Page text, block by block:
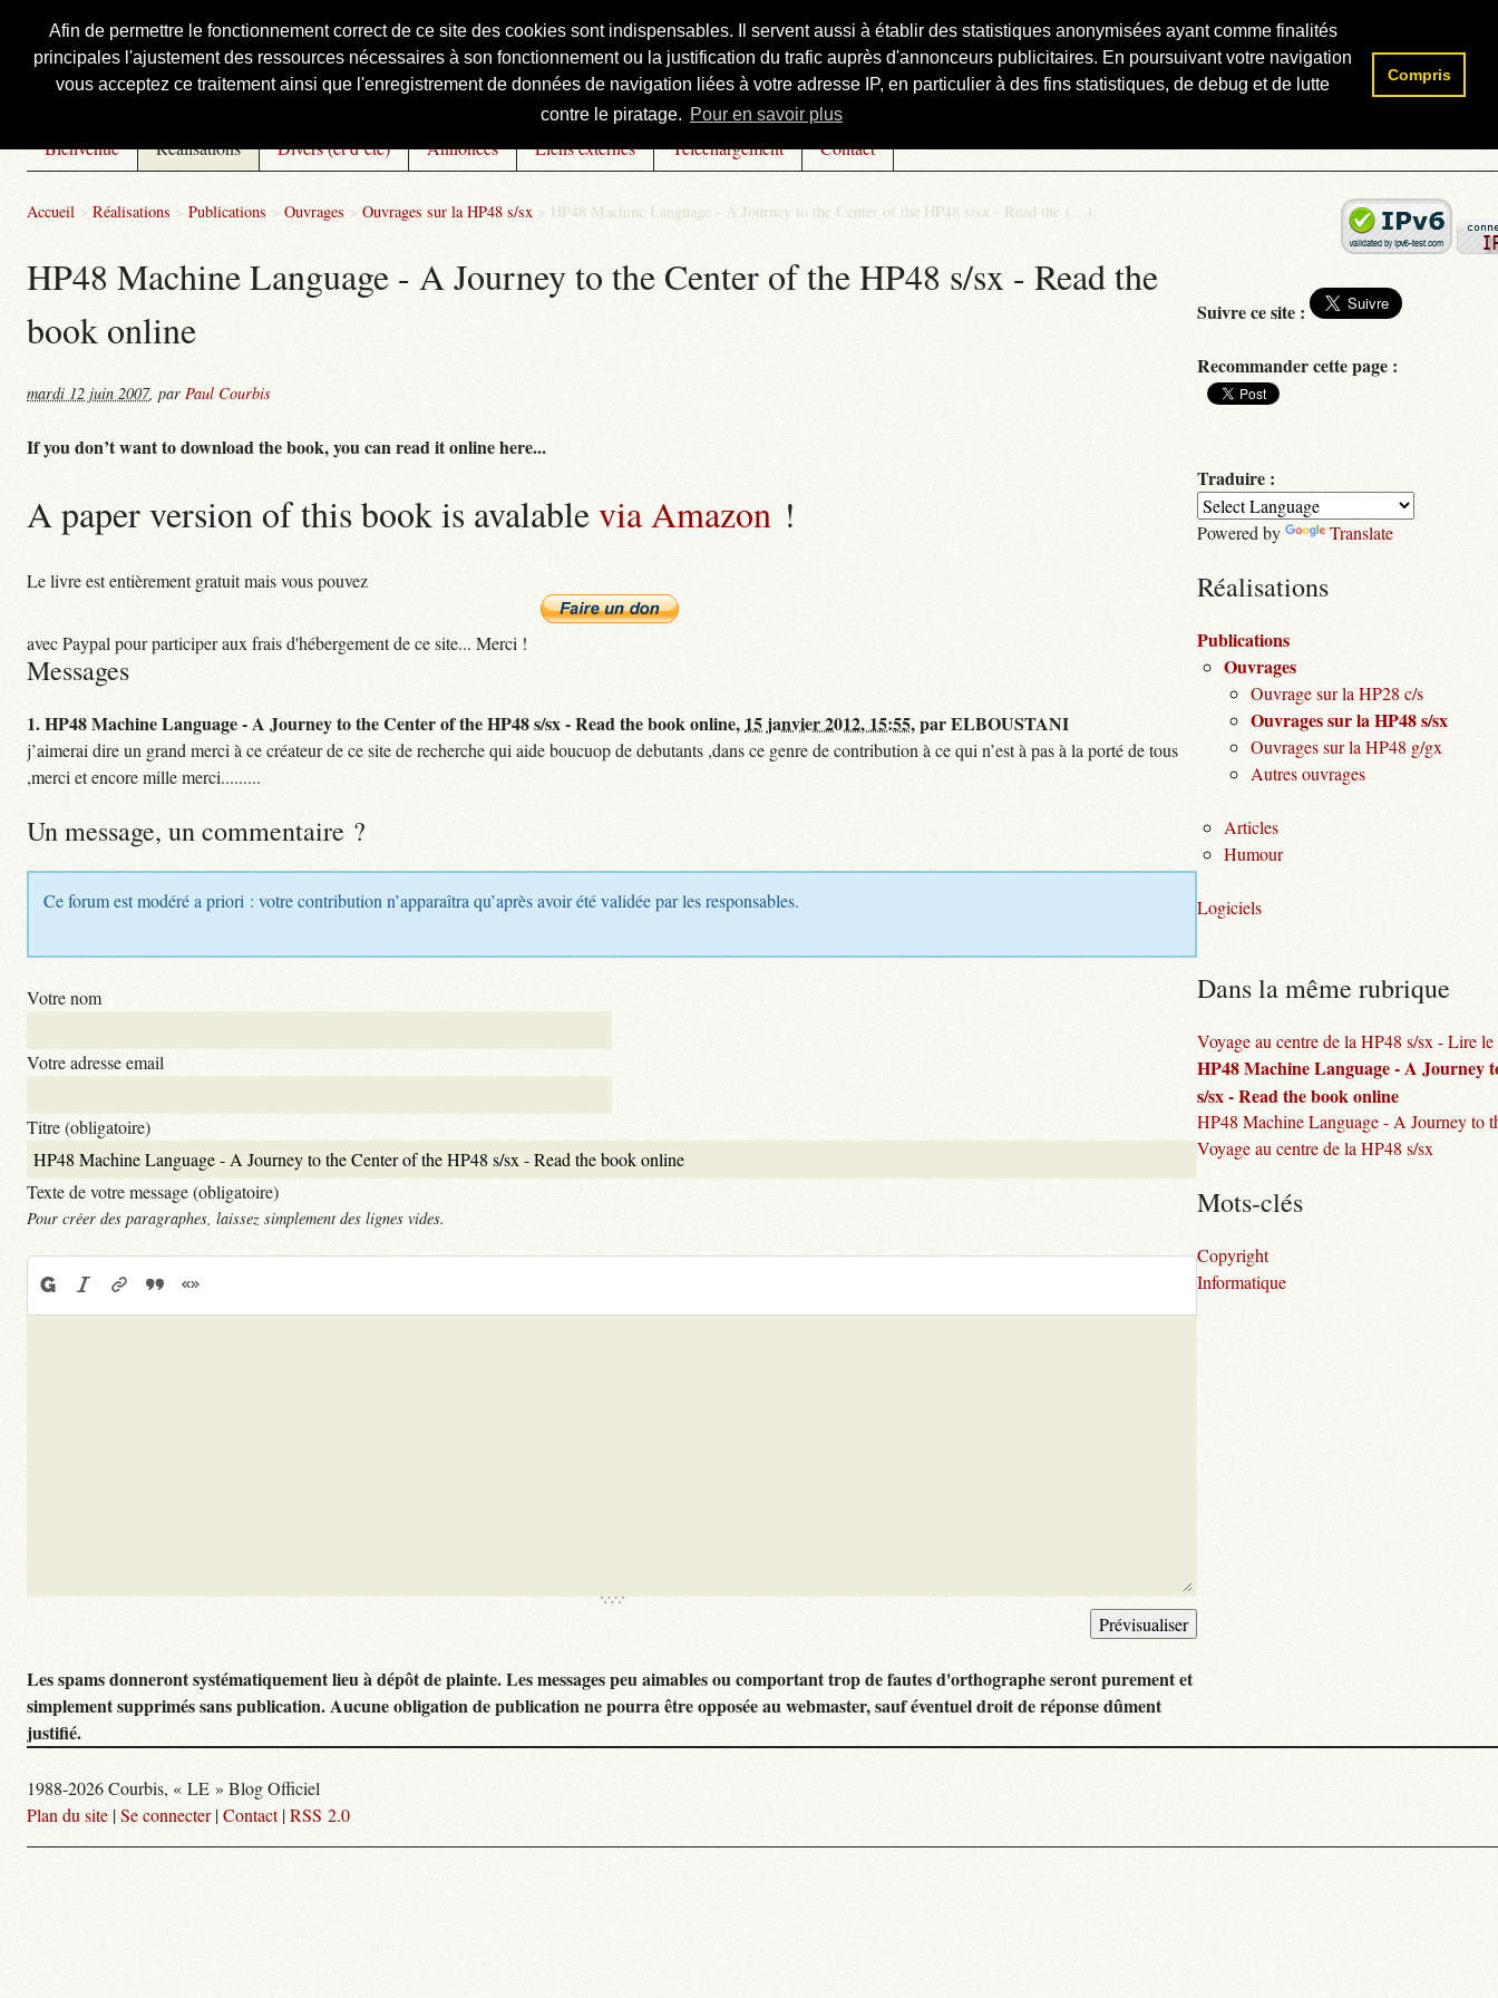
Afin de permettre le fonctionnement correct de ce site des cookies sont indispensables. Il servent aussi à établir des statistiques anonymisées ayant comme finalités
principales l'ajustement des ressources nécessaires à son fonctionnement ou la justification du trafic auprès d'annonceurs publicitaires. En poursuivant votre navigation
vous acceptez ce traitement ainsi que l'enregistrement de données de navigation liées à votre adresse IP, en particulier à des fins statistiques, de debug et de lutte
contre le piratage. Pour en savoir plus
Compris
Courbis, « LE » Blog Officiel
Bienvenue Réalisations Divers (et d’été) Annonces Liens externes Téléchargement Contact
Accueil > Réalisations > Publications > Ouvrages > Ouvrages sur la HP48 s/sx > HP48 Machine Language - A Journey to the Center of the HP48 s/sx - Read the (…)
HP48 Machine Language - A Journey to the Center of the HP48 s/sx - Read the
book online
mardi 12 juin 2007, par Paul Courbis
If you don’t want to download the book, you can read it online here...
A paper version of this book is avalablevia Amazon !
Le livre est entièrement gratuit mais vous pouvez
avec Paypal pour participer aux frais d'hébergement de ce site... Merci !
Messages
1.HP48 Machine Language - A Journey to the Center of the HP48 s/sx - Read the book online, 15 janvier 2012, 15:55,parELBOUSTANI
j’aimerai dire un grand merci à ce créateur de ce site de recherche qui aide boucuop de debutants ,dans ce genre de contribution à ce qui n’est à pas à la porté de tous
,merci et encore mille merci.........
Un message, un commentaire ?
Ce forum est modéré a priori : votre contribution n’apparaîtra qu’après avoir été validée par les responsables.
Votre nom
Votre adresse email
Titre (obligatoire)
Texte de votre message (obligatoire)
Pour créer des paragraphes, laissez simplement des lignes vides.
Les spams donneront systématiquement lieu à dépôt de plainte. Les messages peu aimables ou comportant trop de fautes d'orthographe seront purement et
simplement supprimés sans publication. Aucune obligation de publication ne pourra être opposée au webmaster, sauf éventuel droit de réponse dûment
justifié.
Rechercher :
Suivre ce site :
Recommander cette page :
Traduire :
Powered by Translate
Réalisations
Publications
Ouvrages
Ouvrage sur la HP28 c/s
Ouvrages sur la HP48 s/sx
Ouvrages sur la HP48 g/gx
Autres ouvrages
Articles
Humour
Logiciels
Dans la même rubrique
Voyage au centre de la HP48 s/sx - Lire
HP48 Machine Language - A Journey
s/sx - Read the book online
HP48 Machine Language - A Journey to
Voyage au centre de la HP48 s/sx
Mots-clés
Copyright
Informatique
1988-2026 Courbis, « LE » Blog Officiel
Plan du site |Se connecter|Contact|RSS 2.0